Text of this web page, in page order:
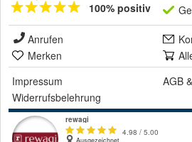
100% positiv
Anrufen
Merken
Impressum
AGB &
Widerrufsbelehrung